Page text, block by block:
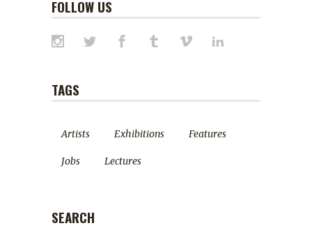
FOLLOW US
TAGS
Artists Exhibitions Features
Jobs Lectures
SEARCH